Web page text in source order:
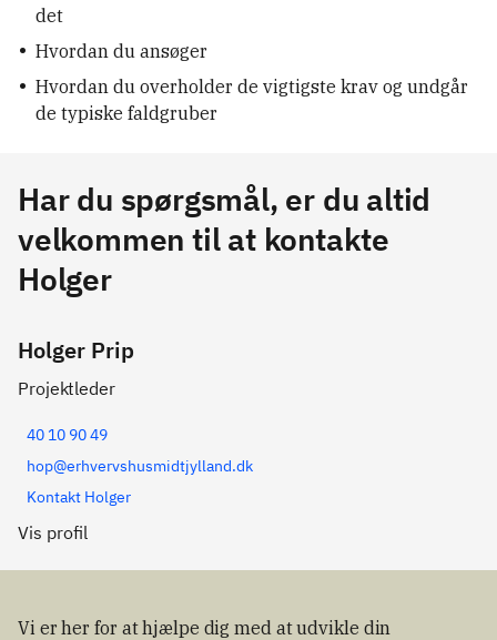
det
Hvordan du ansøger
Hvordan du overholder de vigtigste krav og undgår
de typiske faldgruber
Har du spørgsmål, er du altid
velkommen til at kontakte
Holger
Holger Prip
Projektleder
40 10 90 49
hop@erhvervshusmidtjylland.dk
Kontakt Holger
Vis profil
Vi er her for at hjælpe dig med at udvikle din